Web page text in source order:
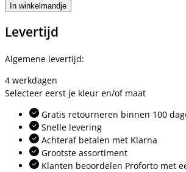
In winkelmandje
Levertijd
Algemene levertijd:
4 werkdagen
Selecteer eerst je kleur en/of maat
Gratis retourneren binnen 100
Snelle levering
Achteraf betalen met Klarna
Grootste assortiment
Klanten beoordelen Proforto met